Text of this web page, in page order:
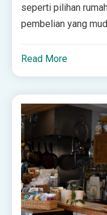
seperti pilihan
pembelian yang
Read More